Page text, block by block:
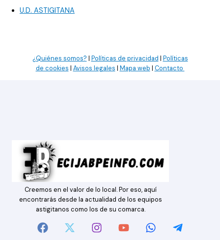
U.D. ASTIGITANA
¿Quiénes somos? | Políticas de privacidad | Políticas
de cookies | Avisos legales | Mapa web | Contacto
Creemos en el valor de lo local. Por eso, aquí
encontrarás desde la actualidad de los equipos
astigitanos como los de su comarca.